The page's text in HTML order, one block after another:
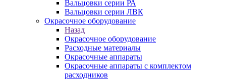
Вальцовки серии РА
Вальцовки серии ЛВК
Окрасочное оборудование
Назад
Окрасочное оборудование
Расходные материалы
Окрасочные аппараты
Окрасочные аппараты с комплектом
расходников